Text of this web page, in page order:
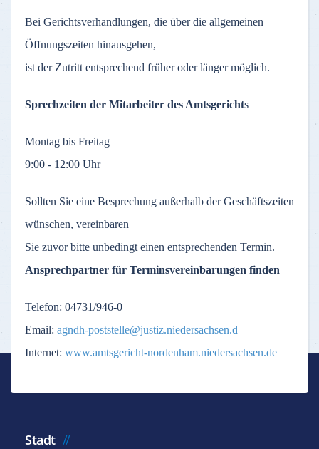
Bei Gerichtsverhandlungen, die über die allgemeinen
Öffnungszeiten hinausgehen,
ist der Zutritt entsprechend früher oder länger möglich.
Sprechzeiten der Mitarbeiter des Amtsgerichts
Montag bis Freitag
9:00 - 12:00 Uhr
Sollten Sie eine Besprechung außerhalb der Geschäftszeiten
wünschen, vereinbaren
Sie zuvor bitte unbedingt einen entsprechenden Termin.
Ansprechpartner für Terminsvereinbarungen finden
Telefon: 04731/946-0
Email: agndh-poststelle@justiz.niedersachsen.d
Internet: www.amtsgericht-nordenham.niedersachsen.de
Stadt